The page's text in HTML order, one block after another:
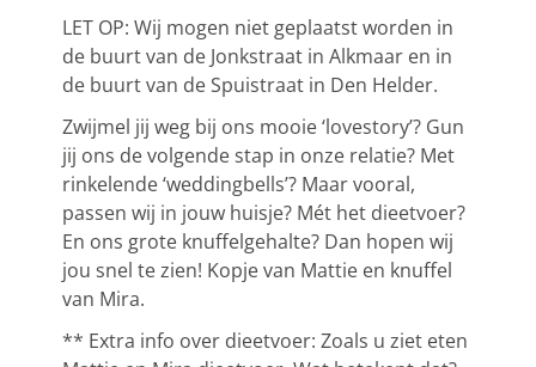
LET OP: Wij mogen niet geplaatst worden in
de buurt van de Jonkstraat in Alkmaar en in
de buurt van de Spuistraat in Den Helder.
Zwijmel jij weg bij ons mooie ‘lovestory’? Gun
jij ons de volgende stap in onze relatie? Met
rinkelende ‘weddingbells’? Maar vooral,
passen wij in jouw huisje? Mét het dieetvoer?
En ons grote knuffelgehalte? Dan hopen wij
jou snel te zien! Kopje van Mattie en knuffel
van Mira.
** Extra info over dieetvoer: Zoals u ziet eten